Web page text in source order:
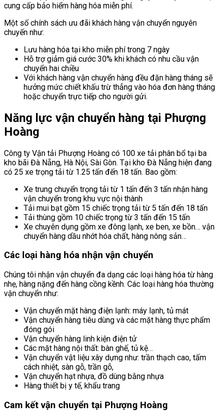
cung cấp bảo hiểm hàng hóa miễn phí.
Một số chính sách ưu đãi khách hàng vận chuyển nguyên
chuyến như:
Lưu hàng hóa tại kho miễn phí trong 7 ngày
Hỗ trợ giảm giá cước 30% khi khách có nhu cầu vận
chuyển hai chiều
Với khách hàng vận chuyển hàng đều đặn hàng tháng sẽ
hưởng mức chiết khấu trừ thẳng vào hóa đơn hàng tháng
hoặc chuyển trực tiếp cho người gửi.
Năng lực vận chuyển hàng tại Phượng
Hoàng
Công ty Vận tải Phượng Hoàng có 100 xe tải phân bổ tại ba
kho bãi Đà Nẵng, Hà Nội, Sài Gòn. Tại kho Đà Nẵng hiện đang
có 25 xe trọng tải từ 1.25 tấn đến 18 tấn. Bao gồm:
Xe trung chuyển trọng tải từ 1 tấn đến 3 tấn nhận hàng
vận chuyển trong khu vực nội thành
Tải mui bạt gồm 15 chiếc trọng tải từ 5 tấn đến 18 tấn
Tải thùng gồm 10 chiếc trọng từ 3 tấn đến 15 tấn
Xe chuyên dụng gồm xe đông lạnh, xe ben, xe bồn… vận
chuyển hàng dầu nhớt hóa chất, hàng nông sản…
Các loại hàng hóa nhận vận chuyển
Chúng tôi nhận vận chuyển đa dạng các loại hàng hóa từ hàng
nhẹ, hàng nặng đến hàng cồng kềnh. Các loại hàng hóa thường
vận chuyển như:
Vận chuyển mặt hàng điện lạnh: máy lạnh, tủ mát
Vận chuyển hàng tiêu dùng và các mặt hàng thực phẩm
đóng gói
Vận chuyển hàng linh kiện điện tử
Các mặt hàng nội thất: bàn ghế, tủ kệ…
Vận chuyển vật liệu xây dựng như: trần thạch cao, tấm
cách nhiệt, sàn gỗ, trần gỗ,
Vận chuyển hạt nhựa, đồ dùng bằng nhựa
Hàng thiết bị y tế, khẩu trang
Cam kết vận chuyển tại Phượng Hoàng